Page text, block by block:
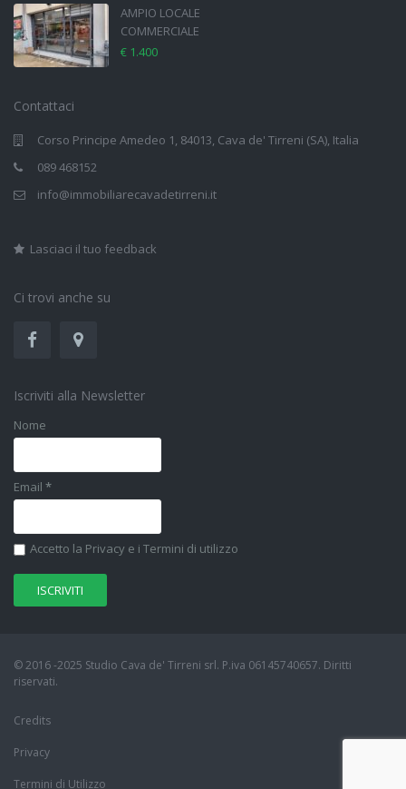
AMPIO LOCALE
COMMERCIALE
€ 1.400
Contattaci
Corso Principe Amedeo 1, 84013, Cava de' Tirreni (SA), Italia
089 468152
info@immobiliarecavadetirreni.it
Lasciaci il tuo feedback
Ci trovi anche su
Iscriviti alla Newsletter
Nome
Email *
Accetto la Privacy e i Termini di utilizzo
© 2016 -2025 Studio Cava de' Tirreni srl. P.iva 06145740657. Diritti
riservati.
Credits
Privacy
Termini di Utilizzo